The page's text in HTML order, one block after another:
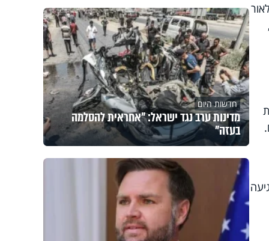
חדשות היום
מדינות ערב נגד ישראל: "אחראית להסלמה
בעזה"